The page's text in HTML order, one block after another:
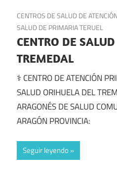
5 de julio de 2025
CENTROS DE SALUD DE
SALUD DE PRIMARIA TERUEL
CENTRO DE
TREMEDAL
⚕️ CENTRO DE ATENCIÓN
SALUD ORIHUELA DEL
ARAGONÉS DE SALUD
ARAGÓN PROVINCIA:
Seguir leyendo